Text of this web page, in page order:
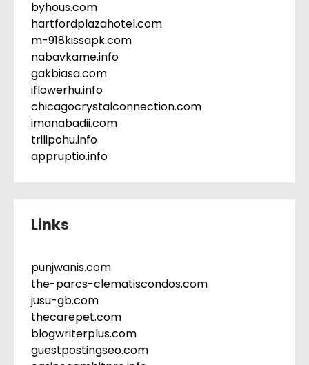
byhous.com
hartfordplazahotel.com
m-918kissapk.com
nabavkame.info
gakbiasa.com
iflowerhu.info
chicagocrystalconnection.com
imanabadii.com
trilipohu.info
appruptio.info
Links
punjwanis.com
the-parcs-clematiscondos.com
jusu-gb.com
thecarepet.com
blogwriterplus.com
guestpostingseo.com